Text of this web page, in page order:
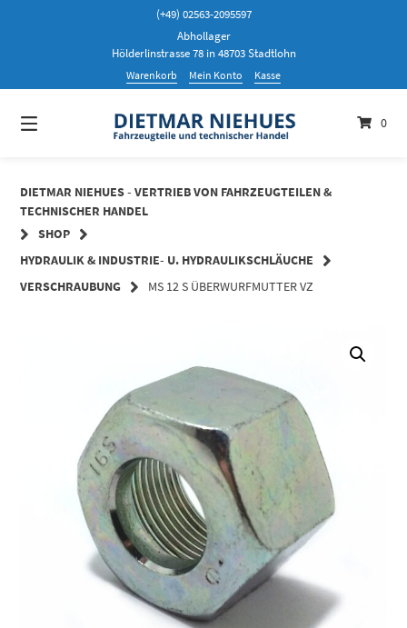
(+49) 02563-2095597
Abhollager
Hölderlinstrasse 78 in 48703 Stadtlohn
Warenkorb Mein Konto Kasse
0
DIETMAR NIEHUES - VERTRIEB VON FAHRZEUGTEILEN &
TECHNISCHER HANDEL
SHOP
HYDRAULIK & INDUSTRIE- U. HYDRAULIKSCHLÄUCHE
VERSCHRAUBUNG
MS 12 S ÜBERWURFMUTTER VZ